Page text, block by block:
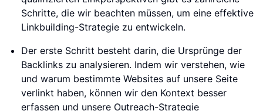
Schritte, die wir beachten müssen, um eine effektive
Linkbuilding-Strategie zu entwickeln.
Der erste Schritt besteht darin, die Ursprünge der
Backlinks zu analysieren. Indem wir verstehen, wie
und warum bestimmte Websites auf unsere Seite
verlinkt haben, können wir den Kontext besser
erfassen und unsere Outreach-Strategie